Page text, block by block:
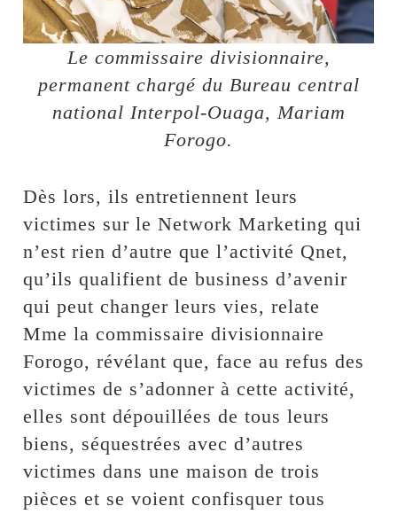
Le commissaire divisionnaire,
permanent chargé du Bureau central
national Interpol-Ouaga, Mariam
Forogo.
Dès lors, ils entretiennent leurs
victimes sur le Network Marketing qui
n’est rien d’autre que l’activité Qnet,
qu’ils qualifient de business d’avenir
qui peut changer leurs vies, relate
Mme la commissaire divisionnaire
Forogo, révélant que, face au refus des
victimes de s’adonner à cette activité,
elles sont dépouillées de tous leurs
biens, séquestrées avec d’autres
victimes dans une maison de trois
pièces et se voient confisquer tous